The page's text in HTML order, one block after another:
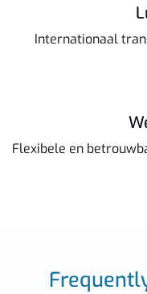
Internationaal
Flexibele en